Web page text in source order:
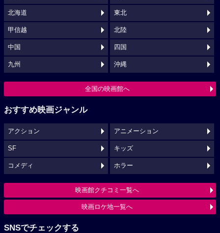
北海道 東北
甲信越 北陸
中国 四国
九州 沖縄
全国の映画館へ
おすすめ映画ジャンル
アクション アニメーション
SF キッズ
コメディ ホラー
映画館クチコミ一覧へ
映画ロケ地一覧へ
SNSでチェックする